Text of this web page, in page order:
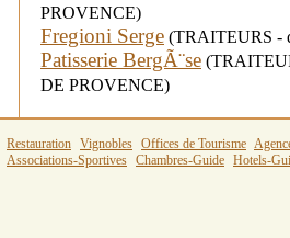
PROVENCE)
Fregioni Serge (TRAITEURS -
Patisserie BergÃ¨se
DE PROVENCE)
Restauration Vignobles Offices de Tourisme
Associations-Sportives Chambres-Guide Hotels-